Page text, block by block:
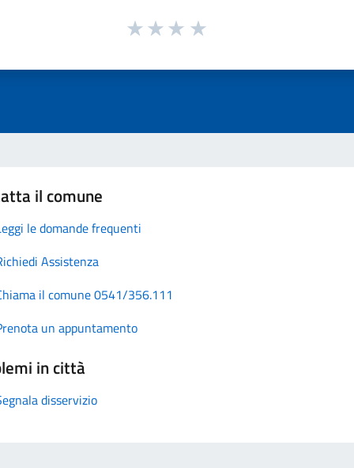
il comune
le domande frequenti
Assistenza
il comune 0541/356.111
un appuntamento
in città
disservizio